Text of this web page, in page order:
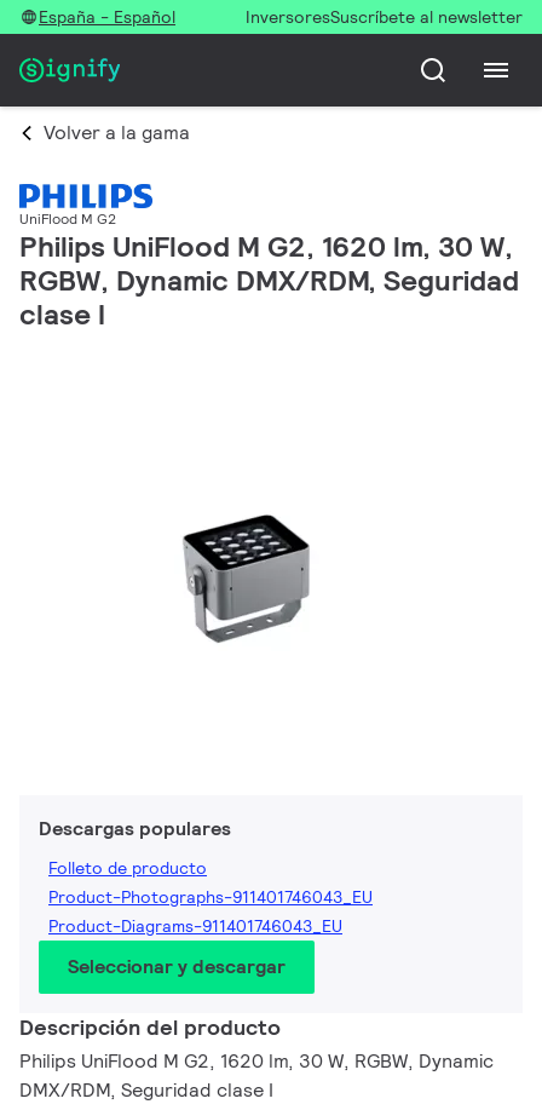
España - Español InversoresSuscríbete al newsletter
Volver a la gama
UniFlood M G2
Philips UniFlood M G2, 1620 lm, 30 W,
RGBW, Dynamic DMX/RDM, Seguridad
clase I
Descargas populares
Folleto de producto
Product-Photographs-911401746043_EU
Product-Diagrams-911401746043_EU
Seleccionar y descargar
Descripción del producto
Philips UniFlood M G2, 1620 lm, 30 W, RGBW, Dynamic
DMX/RDM, Seguridad clase I